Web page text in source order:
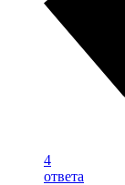
4
ответа